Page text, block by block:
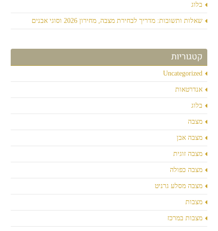
בלוג
שאלות ותשובות: מדריך לבחירת מצבה, מחירון 2026 וסוגי אבנים
קטגוריות
Uncategorized
אנדרטאות
בלוג
מצבה
מצבה אבן
מצבה זוגית
מצבה כפולה
מצבה מסלע גרניט
מצבות
מצבות במרכז